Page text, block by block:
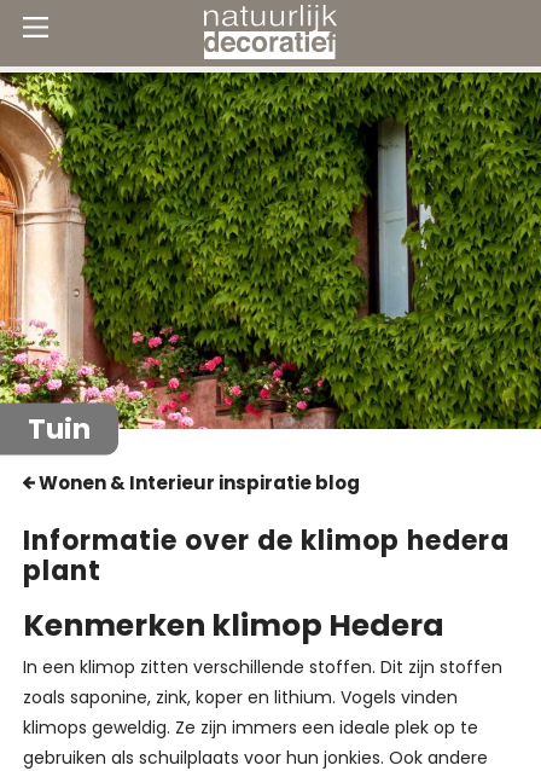
Tuin
Wonen & Interieur inspiratie blog
Informatie over de klimop hedera
plant
Kenmerken klimop Hedera
In een klimop zitten verschillende stoffen. Dit zijn stoffen
zoals saponine, zink, koper en lithium. Vogels vinden
klimops geweldig. Ze zijn immers een ideale plek op te
gebruiken als schuilplaats voor hun jonkies. Ook andere